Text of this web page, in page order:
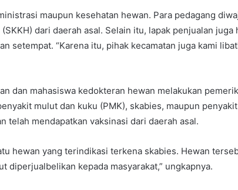
maupun kesehatan hewan. Para pedagang
dari daerah asal. Selain itu, lapak penjualan juga
setempat. “Karena itu, pihak kecamatan juga kami
dan mahasiswa kedokteran hewan melakukan
mulut dan kuku (PMK), skabies, maupun
telah mendapatkan vaksinasi dari daerah asal.
hewan yang terindikasi terkena skabies. Hewan
diperjualbelikan kepada masyarakat,” ungkapnya.